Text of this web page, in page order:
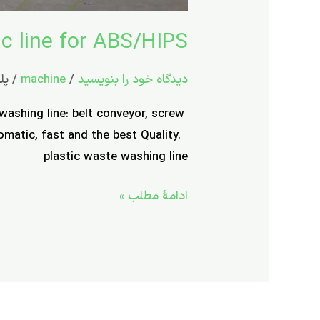
line for ABS/HIPS
دیدگاه‌ خود را بنویسید /
machine
/
line: belt conveyor, screw
fast and the best Quality.
plastic waste washing line
ادامۀ مطلب »